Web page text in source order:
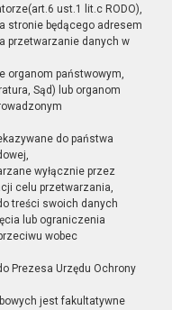
ust.1 lit.c RODO),
stronie będącego adresem
przetwarzanie danych w
organom państwowym,
Sąd) lub organom
do państwa
wyłącznie przez
celu przetwarzania,
treści swoich danych
lub ograniczenia
wobec
Prezesa Urzędu Ochrony
jest fakultatywne